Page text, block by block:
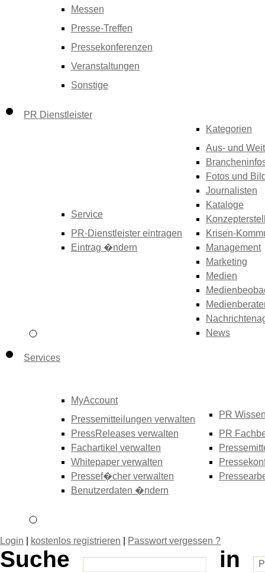
Messen
Presse-Treffen
Pressekonferenzen
Veranstaltungen
Sonstige
PR Dienstleister
Service
PR-Dienstleister eintragen
Eintrag �ndern
Kategorien
Aus- und
Fotos und
Journalisten
Kataloge
Krisen-
Management
Marketing
Medien
News
Services
MyAccount
Pressemitteilungen verwalten
PressReleases verwalten
Fachartikel verwalten
Whitepaper verwalten
Pressef�cher verwalten
Benutzerdaten �ndern
PR
PR
Login kostenlos registrieren Passwort vergessen ?
Suche
in